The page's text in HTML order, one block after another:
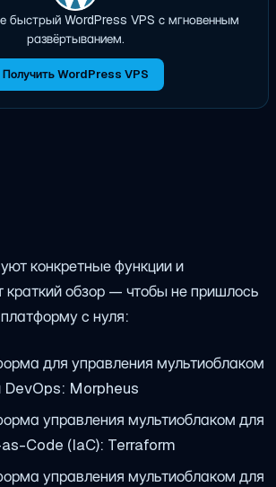
быстрый WordPress VPS с мгновенным
развёртыванием.
Получить WordPress VPS
конкретные функции и
краткий обзор — чтобы не пришлось
с нуля:
для управления мультиоблаком
DevOps: Morpheus
управления мультиоблаком для
Code (IaC): Terraform
управления мультиоблаком для